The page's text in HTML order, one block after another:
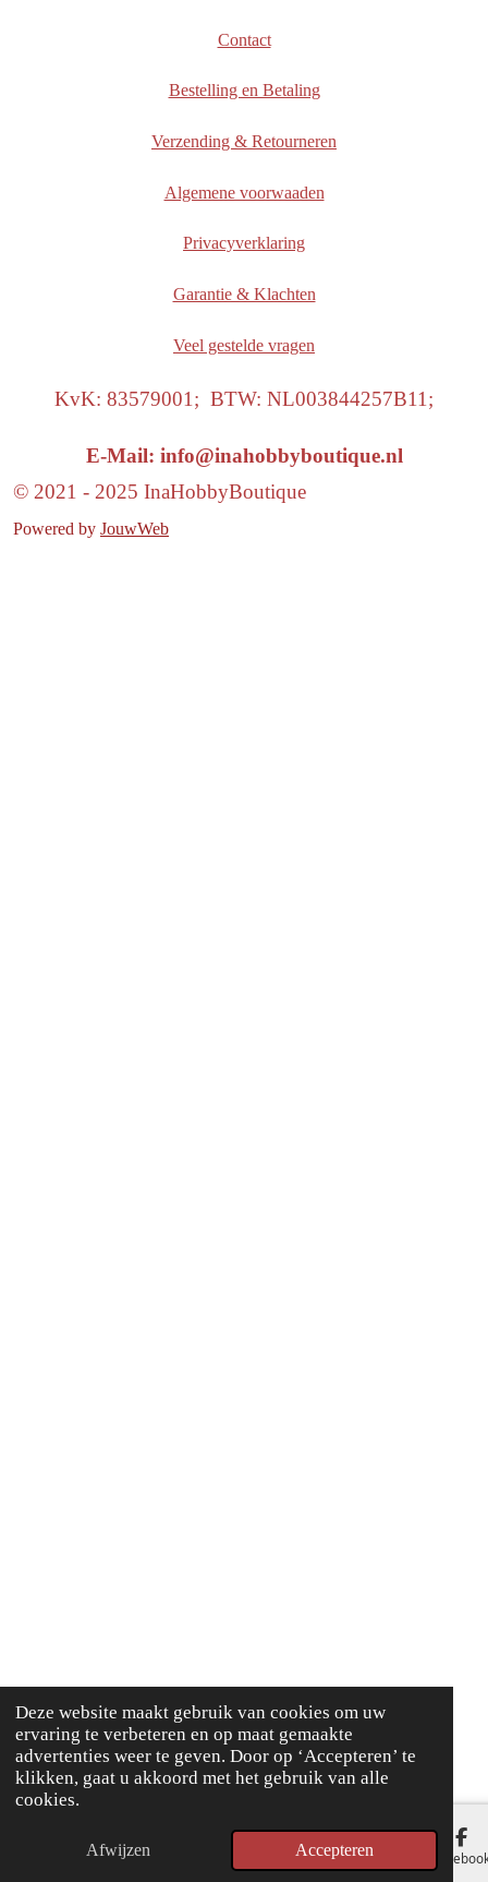
Deze website maakt gebruik van cookies om uw
ervaring te verbeteren en op maat gemaakte
advertenties weer te geven. Door op ‘Accepteren’ te
klikken, gaat u akkoord met het gebruik van alle
cookies.
Afwijzen Accepteren
Contact
Bestelling en Betaling
Verzending & Retourneren
Algemene voorwaaden
Privacyverklaring
Garantie & Klachten
Veel gestelde vragen
KvK: 83579001; BTW: NL003844257B11;
E-Mail: info@inahobbyboutique.nl
© 2021 - 2025 InaHobbyBoutique
Powered by JouwWeb
E-mailadres